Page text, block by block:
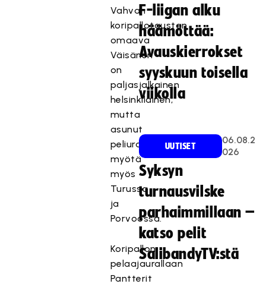
Vahvan
koripallotaustan
omaava
Väisänen
on
paljasjalkainen
helsinkiläinen,
mutta
asunut
peliuransa
myötä
myös
Turussa
ja
Porvoossa.
Koripallon
pelaajaurallaan
Pantterit
F-liigan alku
häämöttää:
Avauskierrokset
syyskuun toisella
viikolla
UUTISET
06.08.2
026
Syksyn
turnausvilske
parhaimmillaan –
katso pelit
SalibandyTV:stä